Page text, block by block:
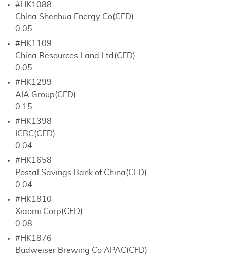
#HK1088
China Shenhua Energy Co(CFD)
0.05
#HK1109
China Resources Land Ltd(CFD)
0.05
#HK1299
AIA Group(CFD)
0.15
#HK1398
ICBC(CFD)
0.04
#HK1658
Postal Savings Bank of China(CFD)
0.04
#HK1810
Xiaomi Corp(CFD)
0.08
#HK1876
Budweiser Brewing Co APAC(CFD)